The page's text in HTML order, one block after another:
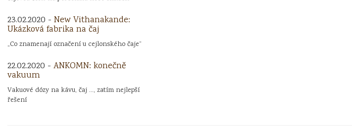
23.02.2020 - New Vithanakande:
Ukázková fabrika na čaj
„Co znamenají označení u cejlonského čaje“
22.02.2020 - ANKOMN: konečně
vakuum
Vakuové dózy na kávu, čaj ..., zatím nejlepší
řešení